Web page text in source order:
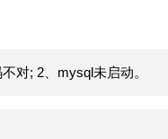
对; 2、mysql未启动。